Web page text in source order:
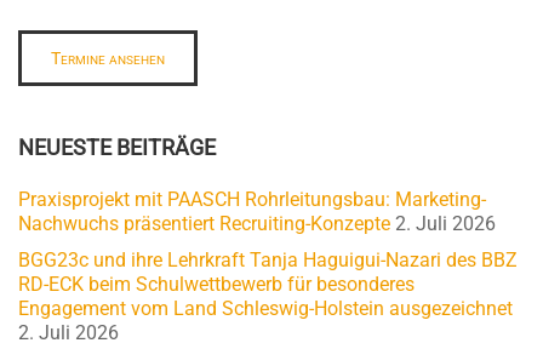
Termine ansehen
NEUESTE BEITRÄGE
Praxisprojekt mit PAASCH Rohrleitungsbau: Marketing-
Nachwuchs präsentiert Recruiting-Konzepte 2. Juli 2026
BGG23c und ihre Lehrkraft Tanja Haguigui-Nazari des BBZ
RD-ECK beim Schulwettbewerb für besonderes
Engagement vom Land Schleswig-Holstein ausgezeichnet
2. Juli 2026